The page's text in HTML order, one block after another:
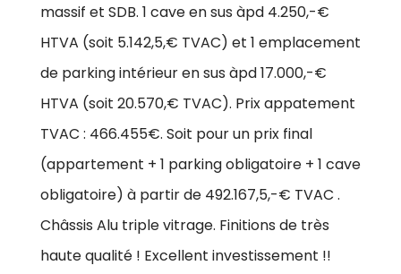
massif et SDB. 1 cave en sus àpd 4.250,-€
HTVA (soit 5.142,5,€ TVAC) et 1 emplacement
de parking intérieur en sus àpd 17.000,-€
HTVA (soit 20.570,€ TVAC). Prix appatement
TVAC : 466.455€. Soit pour un prix final
(appartement + 1 parking obligatoire + 1 cave
obligatoire) à partir de 492.167,5,-€ TVAC .
Châssis Alu triple vitrage. Finitions de très
haute qualité ! Excellent investissement !!